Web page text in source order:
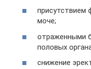
присутствием
моче;
отраженными
половых
снижение